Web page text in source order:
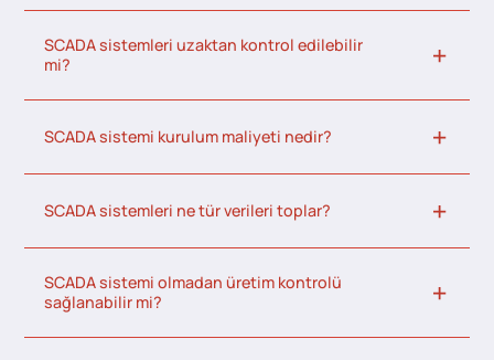
SCADA sistemleri uzaktan kontrol edilebilir
mi?
SCADA sistemi kurulum maliyeti nedir?
SCADA sistemleri ne tür verileri toplar?
SCADA sistemi olmadan üretim kontrolü
sağlanabilir mi?